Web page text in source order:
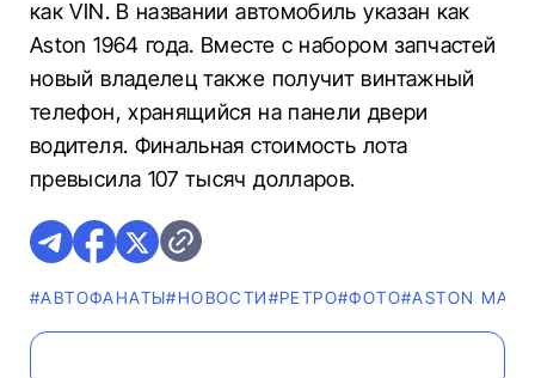
как VIN. В названии автомобиль указан как
Aston 1964 года. Вместе с набором запчастей
новый владелец также получит винтажный
телефон, хранящийся на панели двери
водителя. Финальная стоимость лота
превысила 107 тысяч долларов.
#AВТОФАНАТЫ#НОВОСТИ#РЕТРО#ФОТО#ASTON